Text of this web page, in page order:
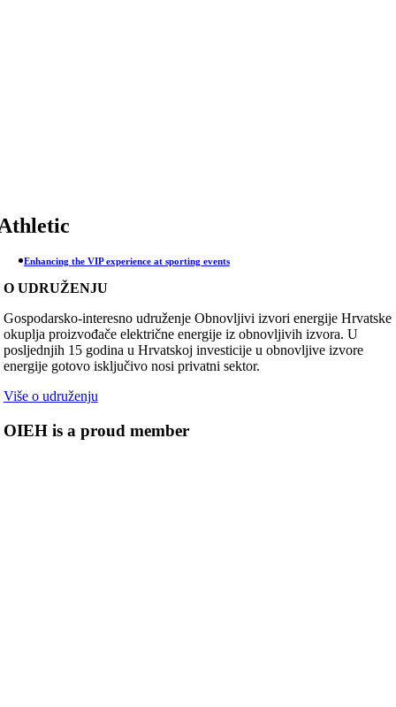
Enhancing the VIP experience at sporting events
O UDRUŽENJU
Gospodarsko-interesno udruženje Obnovljivi izvori energije Hrvatske
okuplja proizvođače električne energije iz obnovljivih izvora. U
posljednjih 15 godina u Hrvatskoj investicije u obnovljive izvore
energije gotovo isključivo nosi privatni sektor.
Više o udruženju
OIEH is a proud member